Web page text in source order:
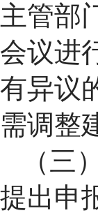
主管部
会议进
有异议
需调整
（三
提出申